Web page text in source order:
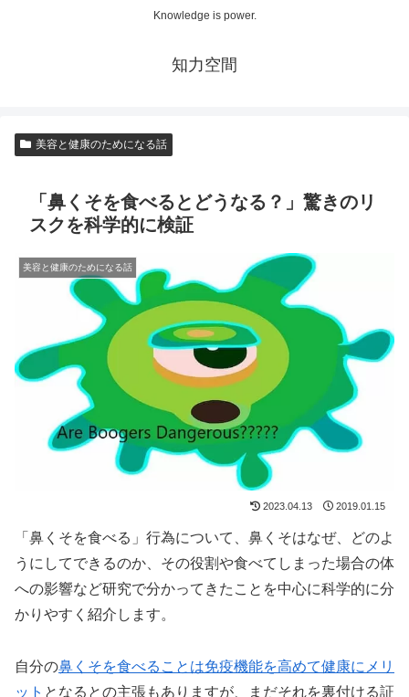
Knowledge is power.
知力空間
美容と健康のためになる話
「鼻くそを食べるとどうなる？」驚きのリ
スクを科学的に検証
美容と健康のためになる話
2023.04.13 2019.01.15
「鼻くそを食べる」行為について、鼻くそはなぜ、どのよ
うにしてできるのか、その役割や食べてしまった場合の体
への影響など研究で分かってきたことを中心に科学的に分
かりやすく紹介します。
自分の鼻くそを食べることは免疫機能を高めて健康にメリ
ット となるとの主張もありますが、まだそれを裏付ける証